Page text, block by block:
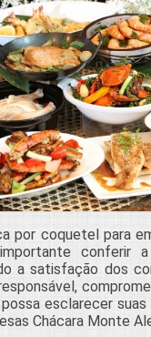
por coquetel para
conferir
a satisfação dos
esclarecer suas
Chácara Monte